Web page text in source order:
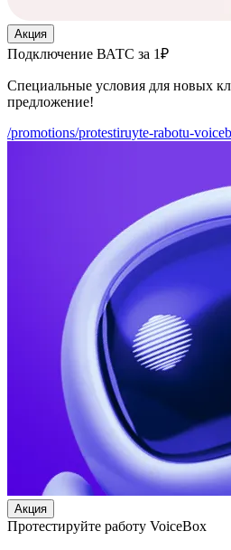
Акция
Подключение ВАТС за 1₽
Специальные условия для новых
предложение!
/promotions/protestiruyte-rabotu-
Акция
Протестируйте работу VoiceBox